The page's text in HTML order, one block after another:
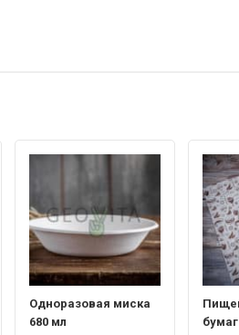
Одноразовая миска
680 мл